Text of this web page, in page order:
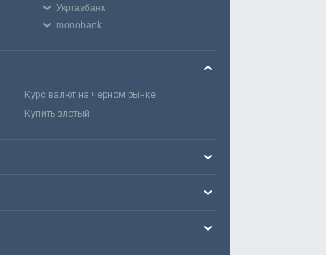
Укргазбанк
monobank
Курс валют на черном рынке
Купить злотый